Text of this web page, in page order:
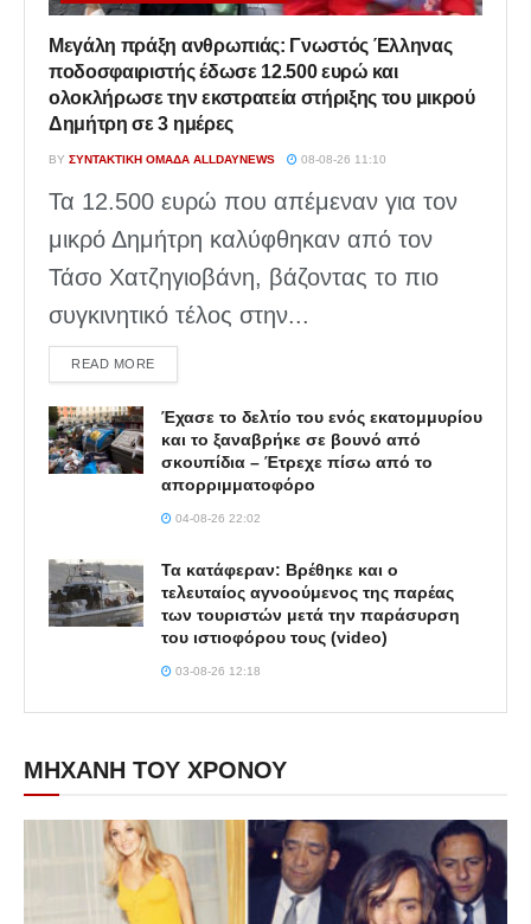
Μεγάλη πράξη ανθρωπιάς: Γνωστός Έλληνας
ποδοσφαιριστής έδωσε 12.500 ευρώ και
ολοκλήρωσε την εκστρατεία στήριξης του μικρού
Δημήτρη σε 3 ημέρες
BY ΣΥΝΤΑΚΤΙΚΉ ΟΜΆΔΑ ALLDAYNEWS 08-08-26 11:10
Τα 12.500 ευρώ που απέμεναν για τον
μικρό Δημήτρη καλύφθηκαν από τον
Τάσο Χατζηγιοβάνη, βάζοντας το πιο
συγκινητικό τέλος στην...
READ MOREDETAILS
Έχασε το δελτίο του ενός εκατομμυρίου
και το ξαναβρήκε σε βουνό από
σκουπίδια – Έτρεχε πίσω από το
απορριμματοφόρο
04-08-26 22:02
Τα κατάφεραν: Βρέθηκε και ο
τελευταίος αγνοούμενος της παρέας
των τουριστών μετά την παράσυρση
του ιστιοφόρου τους (video)
03-08-26 12:18
ΜΗΧΑΝΗ ΤΟΥ ΧΡΟΝΟΥ